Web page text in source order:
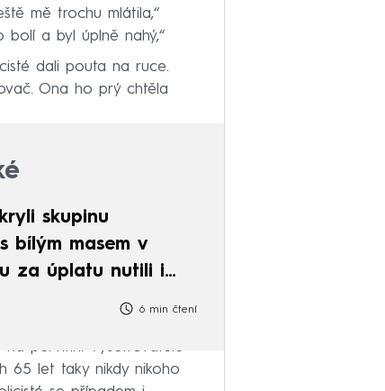
mě trochu mlátila,“
bolí a byl úplně nahý,“
dali pouta na ruce.
Ona ho prý chtěla
skupinu
bílým masem v
za úplatu nutili i
6 min čtení
pervitin. Vyšetřovatelé
65 let taky nikdy nikoho